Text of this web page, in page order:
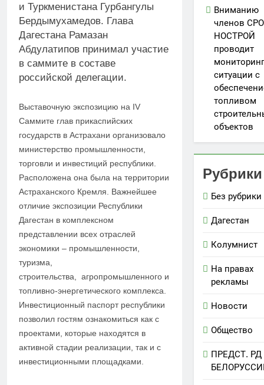
и Туркменистана Гурбангулы
Бердымухамедов. Глава
Дагестана Рамазан
Абдулатипов принимал участие
в саммите в составе
российской делегации.
Выставочную экспозицию на IV
Саммите глав прикаспийских
государств в Астрахани организовало
министерство промышленности,
торговли и инвестиций республики.
Расположена она была на территории
Астраханского Кремля. Важнейшее
отличие экспозиции Республики
Дагестан в комплексном
представлении всех отраслей
экономики – промышленности,
туризма,
строительства, агропромышленного и
топливно-энергетического комплекса.
Инвестиционный паспорт республики
позволил гостям ознакомиться как с
проектами, которые находятся в
активной стадии реализации, так и с
инвестиционными площадками.
Вниманию
членов
НОСТРОЙ
проводит
мониторинг
ситуации с
топливом
объектов
Рубрики
Без рубрики
Дагестан
Колумнист
На правах
рекламы
Новости
Общество
ПРЕДСТ. РД